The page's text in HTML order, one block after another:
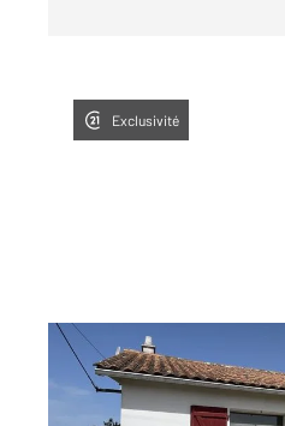
Exclusivité
ST HILAIRE DE RIEZ 85
64,88 m2, 3 pièces
Ref : 6257